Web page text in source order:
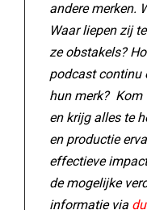
andere merken.
Waar liepen zij
ze obstakels?
podcast continu
hun merk? Kom
en krijg alles te
en productie
effectieve
de mogelijke
informatie via